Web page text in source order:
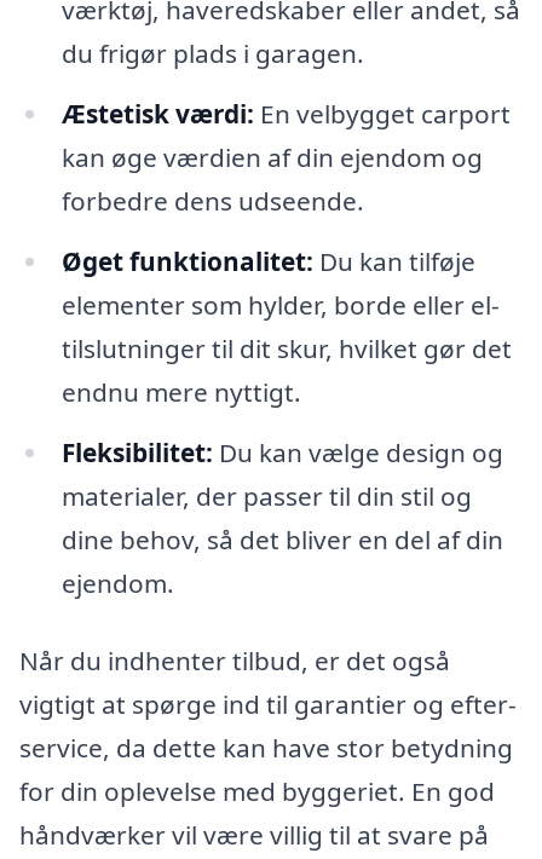
værktøj, haveredskaber eller andet, så
du frigør plads i garagen.
Æstetisk værdi: En velbygget carport
kan øge værdien af din ejendom og
forbedre dens udseende.
Øget funktionalitet: Du kan tilføje
elementer som hylder, borde eller el-
tilslutninger til dit skur, hvilket gør det
endnu mere nyttigt.
Fleksibilitet: Du kan vælge design og
materialer, der passer til din stil og
dine behov, så det bliver en del af din
ejendom.
Når du indhenter tilbud, er det også
vigtigt at spørge ind til garantier og efter-
service, da dette kan have stor betydning
for din oplevelse med byggeriet. En god
håndværker vil være villig til at svare på